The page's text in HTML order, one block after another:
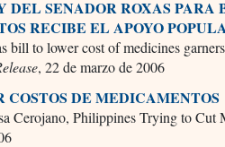
SENADOR ROXAS PARA
RECIBE EL APOYO
bill to lower cost of medicines
, 22 de marzo de 2006
DE MEDICAMENTOS
Cerojano, Philippines Trying to Cut